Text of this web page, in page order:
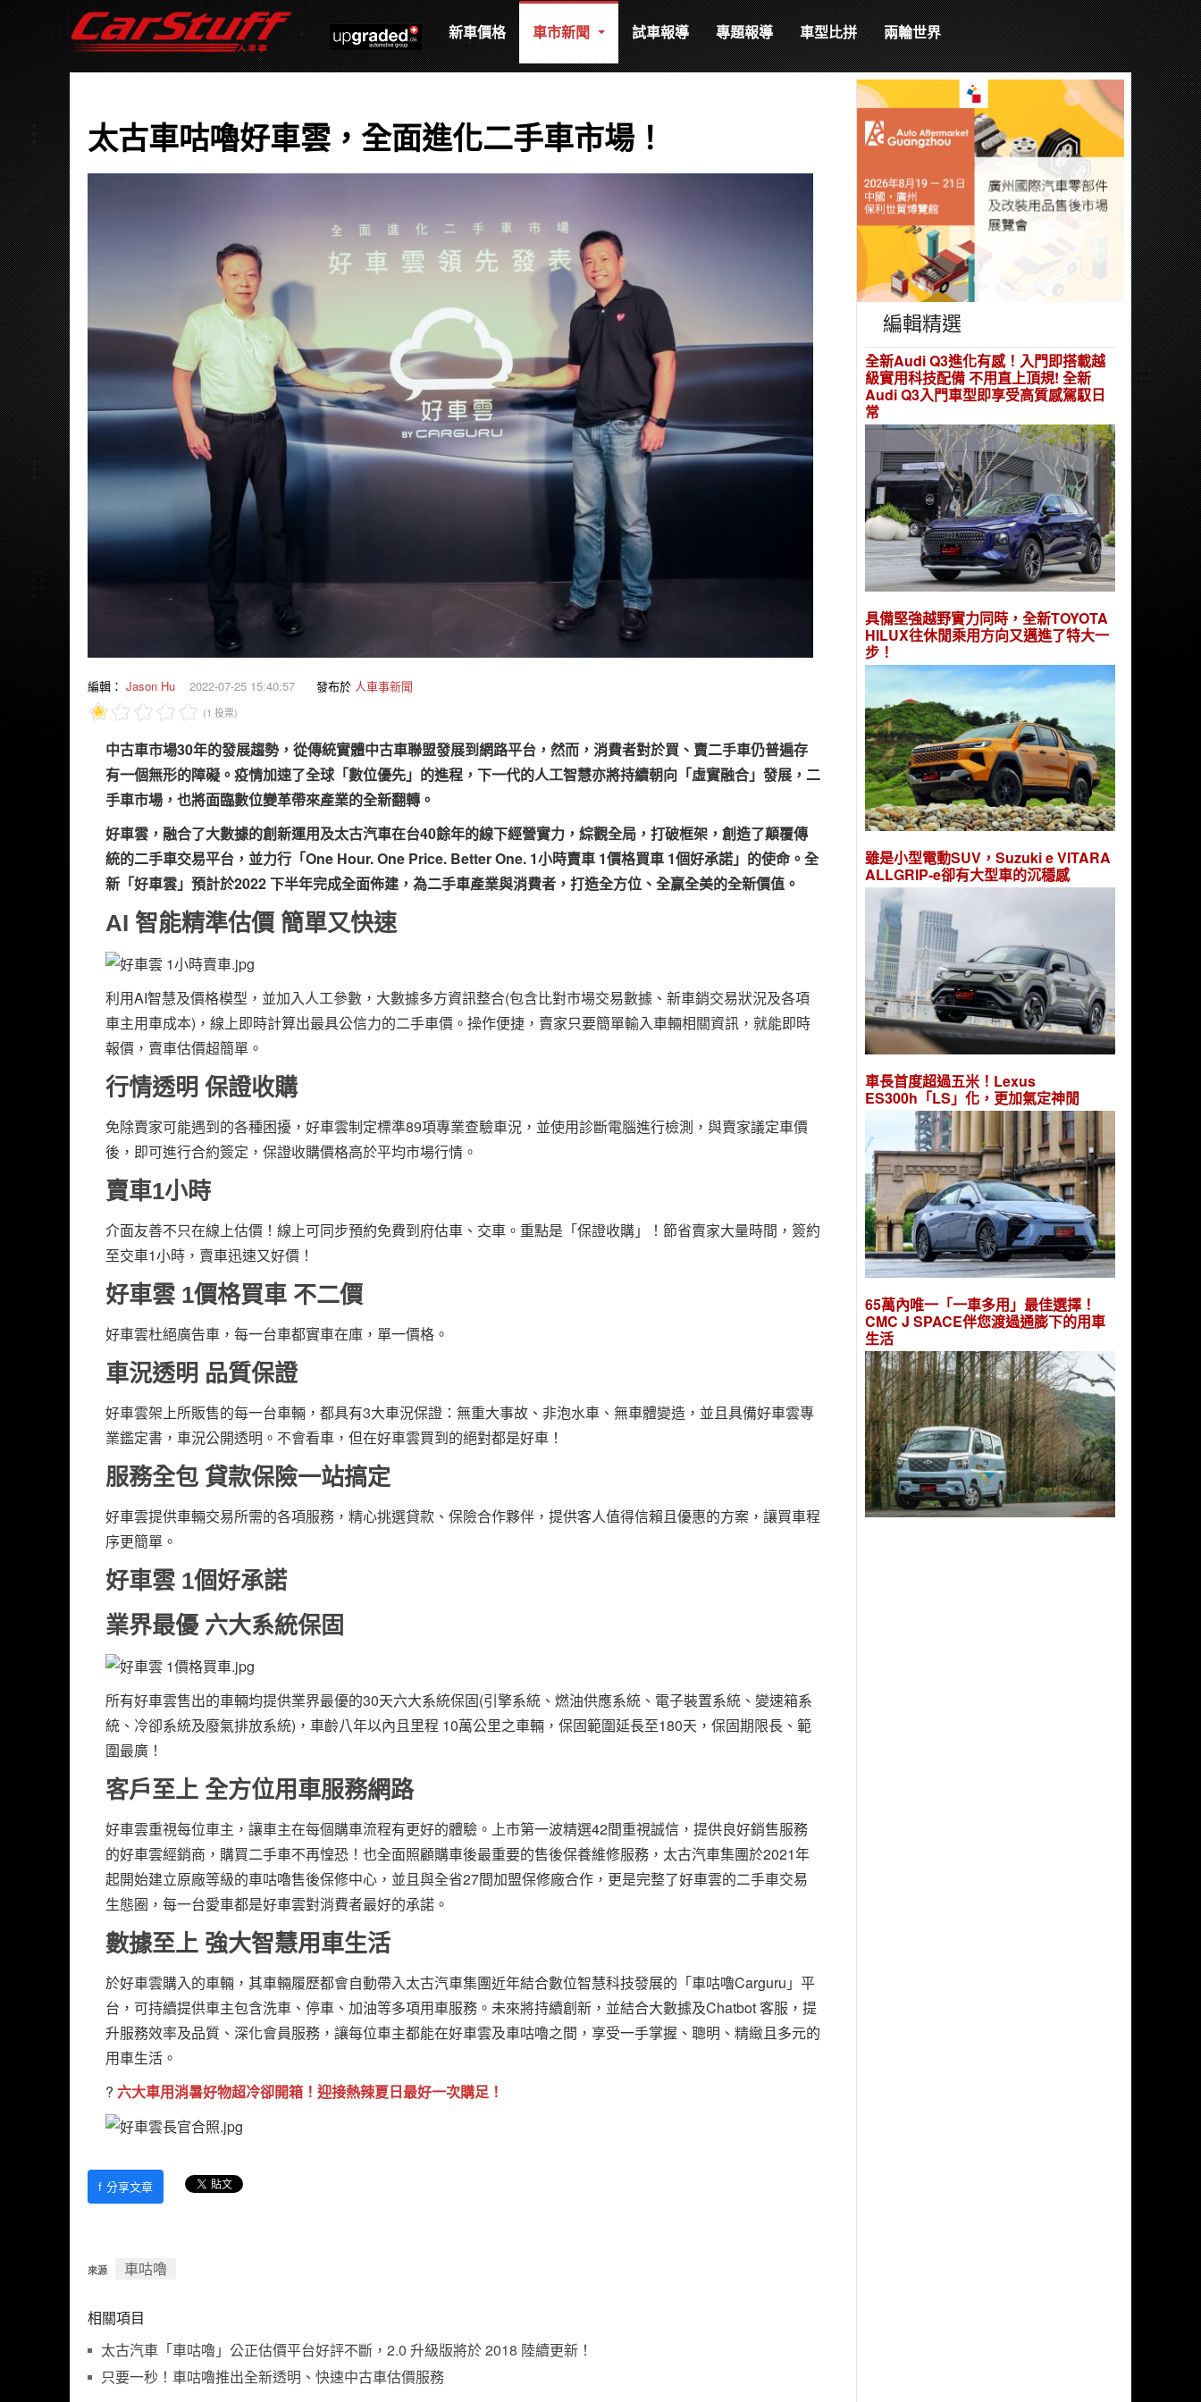
新車價格 車市新聞 試車報導 專題報導 車型比拼 兩輪世界
太古車咕嚕好車雲，全面進化二手車市場！
編輯： Jason Hu 2022-07-25 15:40:57 發布於 人車事新聞
(1 投票)
中古車市場30年的發展趨勢，從傳統實體中古車聯盟發展到網路平台，然而，消費者對於買、賣二手車仍普遍存
有一個無形的障礙。疫情加速了全球「數位優先」的進程，下一代的人工智慧亦將持續朝向「虛實融合」發展，二
手車市場，也將面臨數位變革帶來產業的全新翻轉。
好車雲，融合了大數據的創新運用及太古汽車在台40餘年的線下經營實力，綜觀全局，打破框架，創造了顛覆傳
統的二手車交易平台，並力行「One Hour. One Price. Better One. 1小時賣車 1價格買車 1個好承諾」的使命。全
新「好車雲」預計於2022 下半年完成全面佈建，為二手車產業與消費者，打造全方位、全赢全美的全新價值。
AI 智能精準估價 簡單又快速
利用AI智慧及價格模型，並加入人工參數，大數據多方資訊整合(包含比對市場交易數據、新車銷交易狀況及各項
車主用車成本)，線上即時計算出最具公信力的二手車價。操作便捷，賣家只要簡單輸入車輛相關資訊，就能即時
報價，賣車估價超簡單。
行情透明 保證收購
免除賣家可能遇到的各種困擾，好車雲制定標準89項專業查驗車況，並使用診斷電腦進行檢測，與賣家議定車價
後，即可進行合約簽定，保證收購價格高於平均市場行情。
賣車1小時
介面友善不只在線上估價！線上可同步預約免費到府估車、交車。重點是「保證收購」！節省賣家大量時間，簽約
至交車1小時，賣車迅速又好價！
好車雲 1價格買車 不二價
好車雲杜絕廣告車，每一台車都實車在庫，單一價格。
車況透明 品質保證
好車雲架上所販售的每一台車輛，都具有3大車況保證：無重大事故、非泡水車、無車體變造，並且具備好車雲專
業鑑定書，車況公開透明。不會看車，但在好車雲買到的絕對都是好車！
服務全包 貸款保險一站搞定
好車雲提供車輛交易所需的各項服務，精心挑選貸款、保險合作夥伴，提供客人值得信賴且優惠的方案，讓買車程
序更簡單。
好車雲 1個好承諾
業界最優 六大系統保固
所有好車雲售出的車輛均提供業界最優的30天六大系統保固(引擎系統、燃油供應系統、電子裝置系統、變速箱系
統、冷卻系統及廢氣排放系統)，車齡八年以內且里程 10萬公里之車輛，保固範圍延長至180天，保固期限長、範
圍最廣！
客戶至上 全方位用車服務網路
好車雲重視每位車主，讓車主在每個購車流程有更好的體驗。上市第一波精選42間重視誠信，提供良好銷售服務
的好車雲經銷商，購買二手車不再惶恐！也全面照顧購車後最重要的售後保養維修服務，太古汽車集團於2021年
起開始建立原廠等級的車咕嚕售後保修中心，並且與全省27間加盟保修廠合作，更是完整了好車雲的二手車交易
生態圈，每一台愛車都是好車雲對消費者最好的承諾。
數據至上 強大智慧用車生活
於好車雲購入的車輛，其車輛履歷都會自動帶入太古汽車集團近年結合數位智慧科技發展的「車咕嚕Carguru」平
台，可持續提供車主包含洗車、停車、加油等多項用車服務。未來將持續創新，並結合大數據及Chatbot 客服，提
升服務效率及品質、深化會員服務，讓每位車主都能在好車雲及車咕嚕之間，享受一手掌握、聰明、精緻且多元的
用車生活。
? 六大車用消暑好物超冷卻開箱！迎接熱辣夏日最好一次購足！
f 分享文章
來源 車咕嚕
相關項目
太古汽車「車咕嚕」公正估價平台好評不斷，2.0 升級版將於 2018 陸續更新！
只要一秒！車咕嚕推出全新透明、快速中古車估價服務
編輯精選
全新Audi Q3進化有感！入門即搭載越
級實用科技配備 不用直上頂規! 全新
Audi Q3入門車型即享受高質感駕馭日
常
具備堅強越野實力同時，全新TOYOTA
HILUX往休閒乘用方向又邁進了特大一
步！
雖是小型電動SUV，Suzuki e VITARA
ALLGRIP-e卻有大型車的沉穩感
車長首度超過五米！Lexus
ES300h「LS」化，更加氣定神閒
65萬內唯一「一車多用」最佳選擇！
CMC J SPACE伴您渡過通膨下的用車
生活